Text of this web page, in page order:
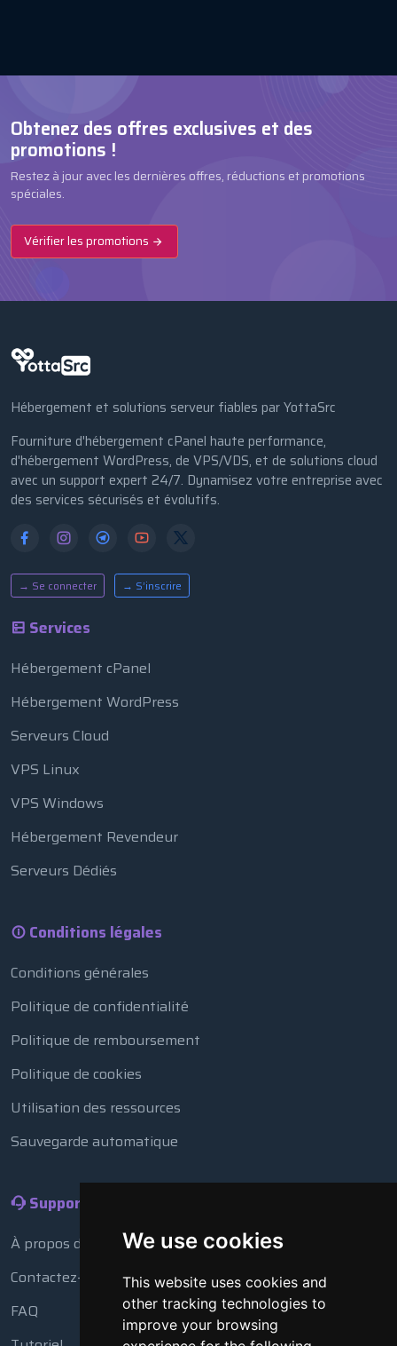
We use cookies
This website uses cookies and
other tracking technologies to
improve your browsing
Obtenez des offres exclusives et des
promotions !
Restez à jour avec les dernières offres, réductions et promotions
spéciales.
Vérifier les promotions
Hébergement et solutions serveur fiables par YottaSrc
Fourniture d'hébergement cPanel haute performance,
d'hébergement WordPress, de VPS/VDS, et de solutions cloud
avec un support expert 24/7. Dynamisez votre entreprise avec
des services sécurisés et évolutifs.
→ Se connecter → S’inscrire
Services
Hébergement cPanel
Hébergement WordPress
Serveurs Cloud
VPS Linux
VPS Windows
Hébergement Revendeur
Serveurs Dédiés
Conditions légales
Conditions générales
Politique de confidentialité
Politique de remboursement
Politique de cookies
Utilisation des ressources
Sauvegarde automatique
Support
À propos de nous
Contactez-nous
FAQ